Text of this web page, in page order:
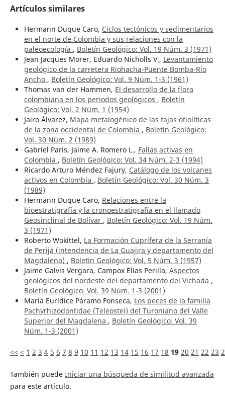
Artículos similares
Hermann Duque Caro, Ciclos tectónicos y sedimentarios
en el norte de Colombia y sus relaciones con la
paleoecología , Boletín Geológico: Vol. 19 Núm. 3 (1971)
Jean Jacques Morer, Eduardo Nicholls V., Levantamiento
geológico de la carretera Riohacha-Puente Bomba-Río
Ancho , Boletín Geológico: Vol. 9 Núm. 1-3 (1961)
Thomas van der Hammen, El desarrollo de la flora
colombiana en los periodos geológicos , Boletín
Geológico: Vol. 2 Núm. 1 (1954)
Jairo Álvarez, Mapa metalogénico de las fajas ofiolíticas
de la zona occidental de Colombia , Boletín Geológico:
Vol. 30 Núm. 2 (1989)
Gabriel Paris, Jaime A. Romero L., Fallas activas en
Colombia , Boletín Geológico: Vol. 34 Núm. 2-3 (1994)
Ricardo Arturo Méndez Fajury, Catálogo de los volcanes
activos en Colombia , Boletín Geológico: Vol. 30 Núm. 3
(1989)
Hermann Duque Caro, Relaciones entre la
bioestratigrafía y la cronoestratigrafía en el llamado
Geosinclinal de Bolívar , Boletín Geológico: Vol. 19 Núm.
3 (1971)
Roberto Wokittel, La Formación Cuprífera de la Serranía
de Perijá (intendencia de La Guajira y departamento del
Magdalena) , Boletín Geológico: Vol. 5 Núm. 3 (1957)
Jaime Galvis Vergara, Campox Elías Perilla, Aspectos
geológicos del nordeste del departamento del Vichada ,
Boletín Geológico: Vol. 39 Núm. 1-3 (2001)
María Eurídice Páramo Fonseca, Los peces de la familia
Pachyrhizodontidae (Teleostei) del Turoniano del Valle
Superior del Magdalena , Boletín Geológico: Vol. 39
Núm. 1-3 (2001)
<< < 1 2 3 4 5 6 7 8 9 10 11 12 13 14 15 16 17 18 19 20 21 22 23
También puede Iniciar una búsqueda de similitud avanzada
para este artículo.